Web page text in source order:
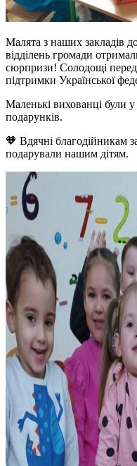
Малята з наших закладів
відділень громади
сюрпризи! Солодощі
підтримки Української
Маленькі вихованці були у
подарунків.
🧡 Вдячні благодійникам
подарували нашим дітям.